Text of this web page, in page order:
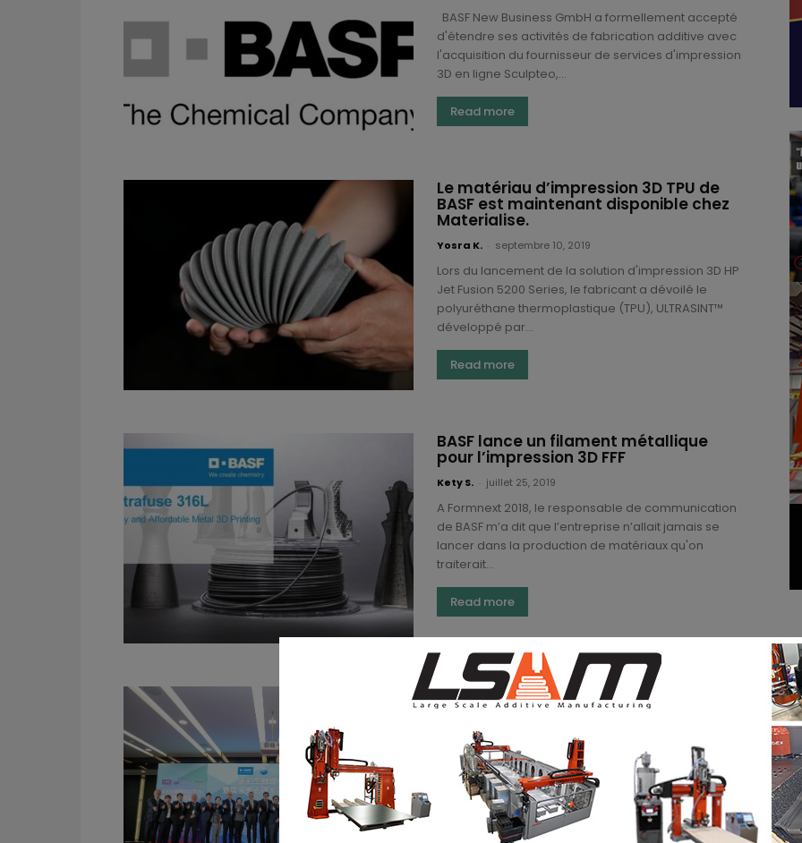
BASF New Business GmbH a formellement accepté
d'étendre ses activités de fabrication additive avec
l'acquisition du fournisseur de services d'impression
3D en ligne Sculpteo,...
Read more
Le matériau d’impression 3D TPU de
BASF est maintenant disponible chez
Materialise.
Yosra K. septembre 10, 2019
Lors du lancement de la solution d'impression 3D HP
Jet Fusion 5200 Series, le fabricant a dévoilé le
polyuréthane thermoplastique (TPU), ULTRASINT™
développé par...
Read more
BASF lance un filament métallique
pour l’impression 3D FFF
Kety S. juillet 25, 2019
A Formnext 2018, le responsable de communication
de BASF m’a dit que l’entreprise n’allait jamais se
lancer dans la production de matériaux qu'on
traiterait...
Read more
BASF renforce son marché
international de l’impression 3D avec
un premier investissement en Chine
(3DA) - novembre 6, 2018
BASF est reconnu comme l'un des principaux
fabricants de matériaux sur le marché de la
fabrication additive. Cette année encore, l'entreprise
a investi dans...